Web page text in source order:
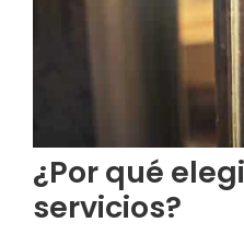
¿Por qué
servicios?